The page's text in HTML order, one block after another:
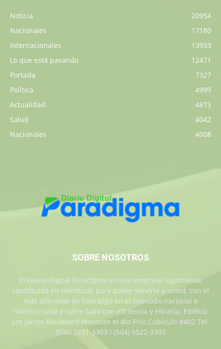
Noticia
20954
Nacionales
17180
Internacionales
13933
Lo que está pasando
12471
Portada
7327
Política
4999
Actualidad
4873
Salud
4042
Nacionales
4008
SOBRE NOSOTROS
El Diario Digital Paradigma es una empresa legalmente
constituida en Honduras para poder servirle a usted, con el
más alto nivel de liderazgo en el mercado nacional e
internacional y sobre todo con eficiencia y eficacia. Edificio
Los Jarros Boulevard Morazan el 4to Piso Cubiculo #402 Tel:
(504) 2231-3303 / (504) 9522-3307